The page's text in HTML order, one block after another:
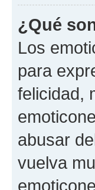
¿Qué
Los
para
felicidad,
abusar
vuelva